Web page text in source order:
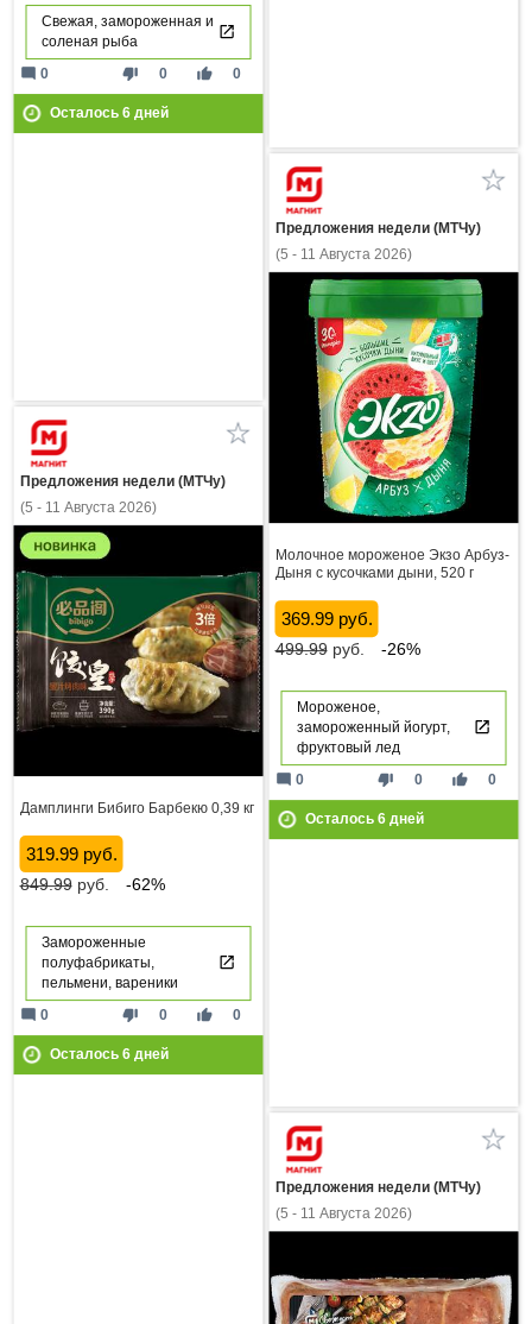
Свежая, замороженная и
соленая рыба
thumb_down 0 thumb_up 0
mode_comment 0
Осталось 6дней
Предложения недели (МТЧу)
(5 - 11 Августа 2026)
Молочное мороженое Экзо Арбуз-
Дыня с кусочками дыни, 520 г
369.99 руб.
499.99руб. -26%
Мороженое,
замороженный йогурт,
фруктовый лед
thumb_down 0 thumb_up 0
mode_comment 0
Осталось 6дней
Предложения недели (МТЧу)
(5 - 11 Августа 2026)
Дамплинги Бибиго Барбекю 0,39 кг
319.99 руб.
849.99руб. -62%
Замороженные
полуфабрикаты,
пельмени, вареники
thumb_down 0 thumb_up 0
mode_comment 0
Осталось 6дней
Предложения недели (МТЧу)
(5 - 11 Августа 2026)